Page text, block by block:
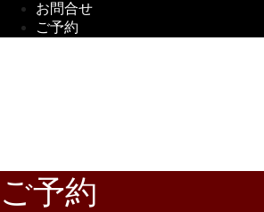
お問合せ
ご予約
ご予約